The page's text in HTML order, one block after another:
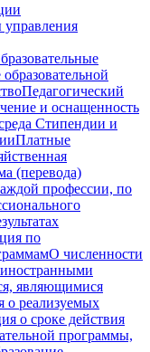
управления
Педагогический
и оснащенность
Стипендии и
Платные
(перевода)
профессии, по
по
О численности
являющимися
реализуемых
о сроке действия
программы,